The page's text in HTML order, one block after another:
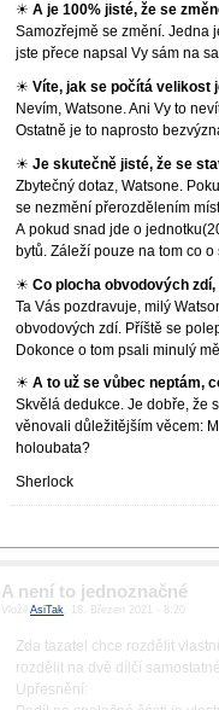
☀A je 100% jisté, že se
Samozřejmě se změní. Jedna
jste přece napsal Vy sám na
☀Víte, jak se počítá velikost
Nevím, Watsone. Ani Vy to
Ostatně je to naprosto
☀Je skutečně jisté, že se
Zbytečný dotaz, Watsone.
se nezmění přerozdělením
A pokud snad jde o
bytů. Záleží pouze na tom co
☀Co plocha obvodových
Ta Vás pozdravuje, milý
obvodových zdí. Příště se
Dokonce o tom psali minulý
☀A to už se vůbec neptám,
Skvělá dedukce. Je dobře, že
věnovali důležitějším věcem:
holoubata?
Sherlock
A není to jednoznačné
VložilAsiTak , 18. Březen 2021 - 8:20
Zda tazatel chce rozdělit
rozdělit na dvě dílčí
Upřesnění: